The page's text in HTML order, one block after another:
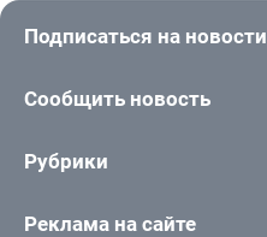
Подписаться на новости
Сообщить новость
Рубрики
Реклама на сайте